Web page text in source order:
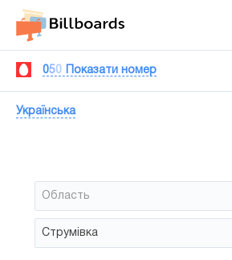
050 Показати номер
Українська
Область
Струмівка